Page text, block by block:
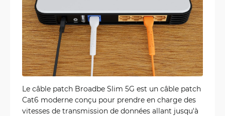
Le câble patch Broadbe Slim 5G est un câble patch
Cat6 moderne conçu pour prendre en charge des
vitesses de transmission de données allant jusqu'à